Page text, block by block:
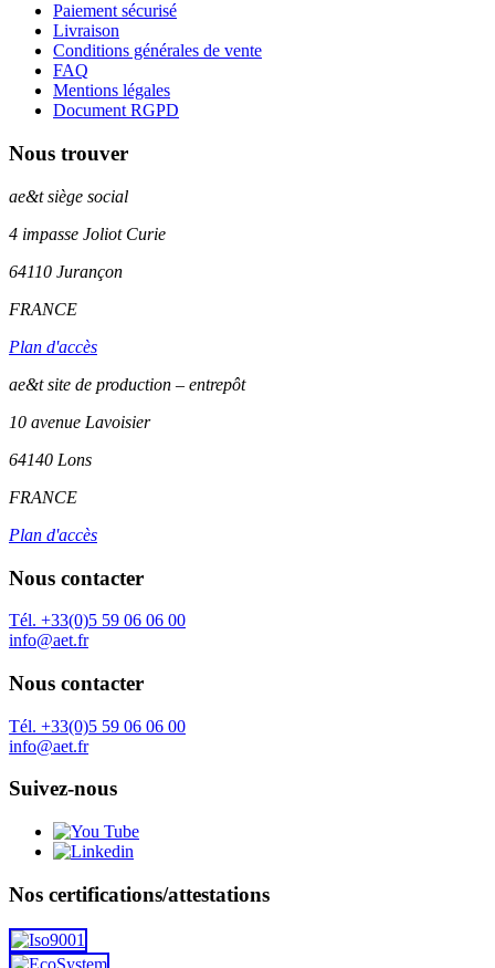
Paiement sécurisé
Livraison
Conditions générales de vente
FAQ
Mentions légales
Document RGPD
Nous trouver
ae&tsiège social
4 impasse Joliot Curie
64110 Jurançon
FRANCE
Plan d'accès
ae&t site de production – entrepôt
10 avenue Lavoisier
64140 Lons
FRANCE
Plan d'accès
Nous contacter
Tél. +33(0)5 59 06 06 00
info@aet.fr
Nous contacter
Tél. +33(0)5 59 06 06 00
info@aet.fr
Suivez-nous
Nos certifications/attestations